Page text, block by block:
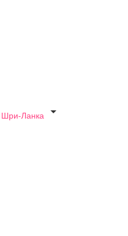
Шри-Ланка
